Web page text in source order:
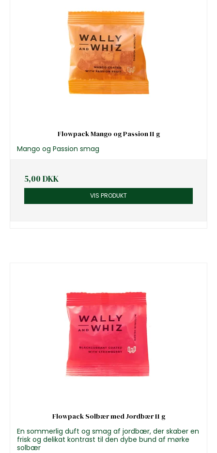
Flowpack Mango og Passion 11 g
Mango og Passion smag
5,00 DKK
VIS PRODUKT
Flowpack Solbær med Jordbær 11 g
En sommerlig duft og smag af jordbær, der skaber en
frisk og delikat kontrast til den dybe bund af mørke
solbær